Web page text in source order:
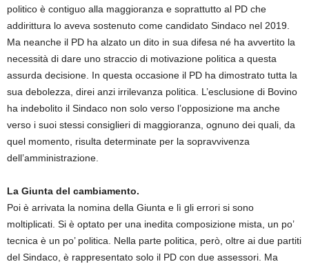
politico è contiguo alla maggioranza e soprattutto al PD che
addirittura lo aveva sostenuto come candidato Sindaco nel 2019.
Ma neanche il PD ha alzato un dito in sua difesa né ha avvertito la
necessità di dare uno straccio di motivazione politica a questa
assurda decisione. In questa occasione il PD ha dimostrato tutta la
sua debolezza, direi anzi irrilevanza politica. L’esclusione di Bovino
ha indebolito il Sindaco non solo verso l’opposizione ma anche
verso i suoi stessi consiglieri di maggioranza, ognuno dei quali, da
quel momento, risulta determinate per la sopravvivenza
dell’amministrazione.
La Giunta del cambiamento.
Poi è arrivata la nomina della Giunta e lì gli errori si sono
moltiplicati. Si è optato per una inedita composizione mista, un po’
tecnica è un po’ politica. Nella parte politica, però, oltre ai due partiti
del Sindaco, è rappresentato solo il PD con due assessori. Ma